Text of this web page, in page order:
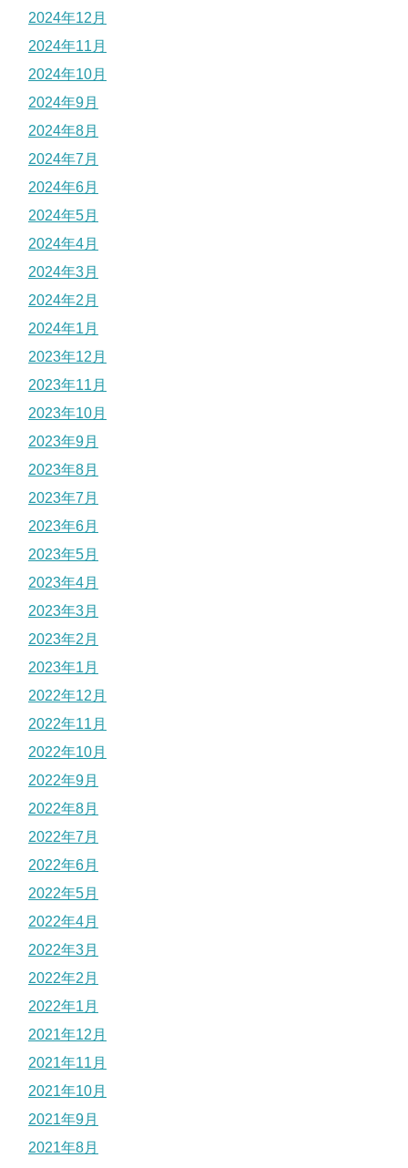
2024年12月
2024年11月
2024年10月
2024年9月
2024年8月
2024年7月
2024年6月
2024年5月
2024年4月
2024年3月
2024年2月
2024年1月
2023年12月
2023年11月
2023年10月
2023年9月
2023年8月
2023年7月
2023年6月
2023年5月
2023年4月
2023年3月
2023年2月
2023年1月
2022年12月
2022年11月
2022年10月
2022年9月
2022年8月
2022年7月
2022年6月
2022年5月
2022年4月
2022年3月
2022年2月
2022年1月
2021年12月
2021年11月
2021年10月
2021年9月
2021年8月